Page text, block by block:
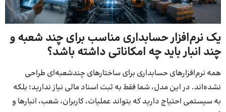
یک نرم‌افزار حسابداری مناسب برای چند شعبه و
چند انبار باید چه امکاناتی داشته باشد؟
همه نرم‌افزارهای حسابداری برای ساختارهای چندشعبه‌ای طراحی
نشده‌اند. در این مدل، شما فقط به ثبت اسناد مالی نیاز ندارید؛ بلکه
به سیستمی احتیاج دارید که بتواند عملیات، کاربران، شعب، انبارها و